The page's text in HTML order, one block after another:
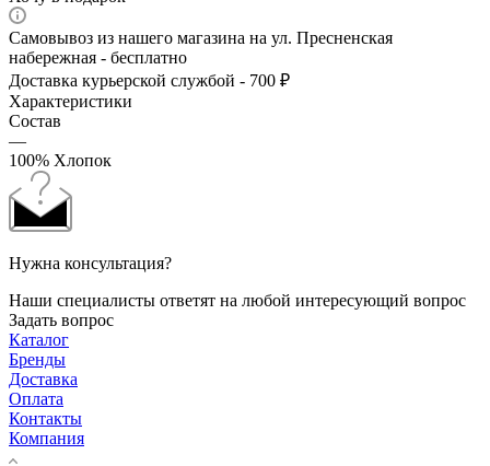
Самовывоз из нашего магазина на ул. Пресненская
набережная - бесплатно
Доставка курьерской службой - 700 ₽
Характеристики
Состав
—
100% Хлопок
Нужна консультация?
Наши специалисты ответят на любой интересующий вопрос
Задать вопрос
Каталог
Бренды
Доставка
Оплата
Контакты
Компания